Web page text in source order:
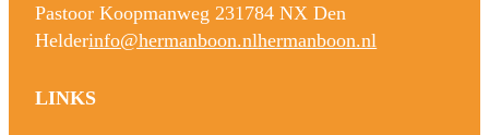
Pastoor Koopmanweg 231784 NX Den
Helderinfo@hermanboon.nlhermanboon.nl
LINKS